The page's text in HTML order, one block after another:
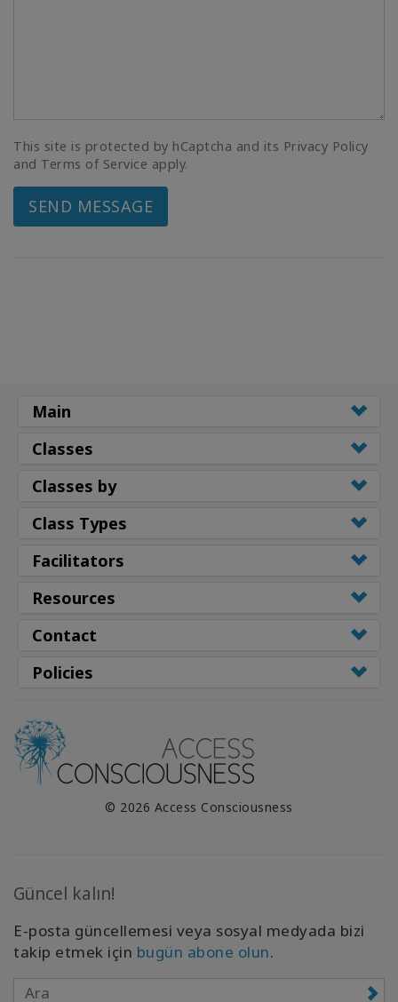
This site is protected by hCaptcha and its Privacy Policy
and Terms of Service apply.
SEND MESSAGE
Main
Classes
Classes by
Class Types
Facilitators
Resources
Contact
Policies
© 2026 Access Consciousness
Güncel kalın!
E-posta güncellemesi veya sosyal medyada bizi
takip etmek için bugün abone olun.